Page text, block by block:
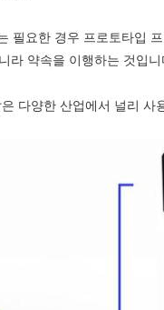
필요한 경우 프로토타입
라 약속을 이행하는 것입니
다양한 산업에서 널리